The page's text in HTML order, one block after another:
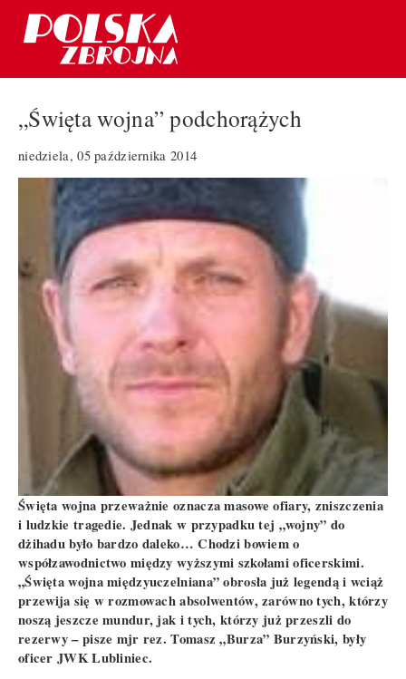
„Święta wojna” podchorążych
niedziela, 05 października 2014
Święta wojna przeważnie oznacza masowe ofiary, zniszczenia
i ludzkie tragedie. Jednak w przypadku tej „wojny” do
dżihadu było bardzo daleko… Chodzi bowiem o
współzawodnictwo między wyższymi szkołami oficerskimi.
„Święta wojna międzyuczelniana” obrosła już legendą i wciąż
przewija się w rozmowach absolwentów, zarówno tych, którzy
noszą jeszcze mundur, jak i tych, którzy już przeszli do
rezerwy – pisze mjr rez. Tomasz „Burza” Burzyński, były
oficer JWK Lubliniec.